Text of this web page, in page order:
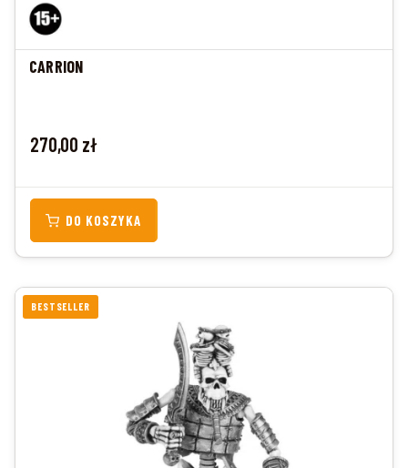
CARRION
Cena
270,00 zł
DO KOSZYKA
BESTSELLER